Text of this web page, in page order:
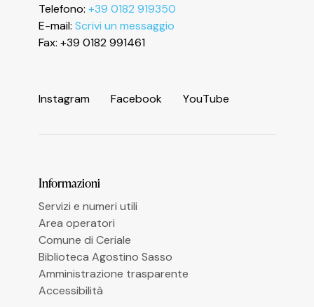
Telefono: +39 0182 919350
E-mail: Scrivi un messaggio
Fax: +39 0182 991461
Instagram Facebook YouTube
Informazioni
Servizi e numeri utili
Area operatori
Comune di Ceriale
Biblioteca Agostino Sasso
Amministrazione trasparente
Accessibilità